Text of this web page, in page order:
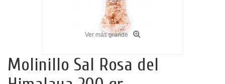
Ver más grande
Molinillo Sal Rosa del